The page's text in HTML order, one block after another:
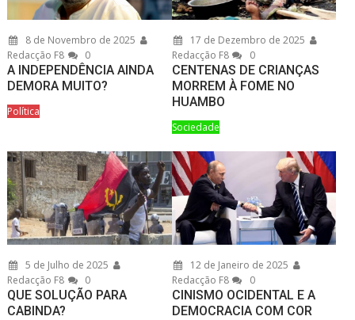
8 de Novembro de 2025
Redacção F8
0
A INDEPENDÊNCIA AINDA
DEMORA MUITO?
Política
17 de Dezembro de 2025
Redacção F8
0
CENTENAS DE CRIANÇAS
MORREM À FOME NO
HUAMBO
Sociedade
5 de Julho de 2025
Redacção F8
0
QUE SOLUÇÃO PARA
CABINDA?
12 de Janeiro de 2025
Redacção F8
0
CINISMO OCIDENTAL E A
DEMOCRACIA COM COR